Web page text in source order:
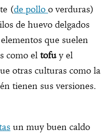
(de pollo o verduras)
de huevo delgados
que suelen
como el tofu y el
otras culturas como la
tienen sus versiones.
un muy buen caldo